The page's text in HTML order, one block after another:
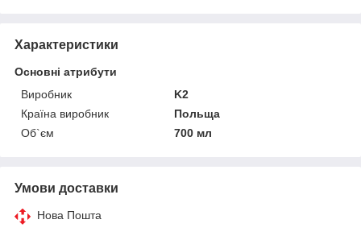
Характеристики
Основні атрибути
Виробник
K2
Країна виробник
Польща
Об`єм
700 мл
Умови доставки
Нова Пошта